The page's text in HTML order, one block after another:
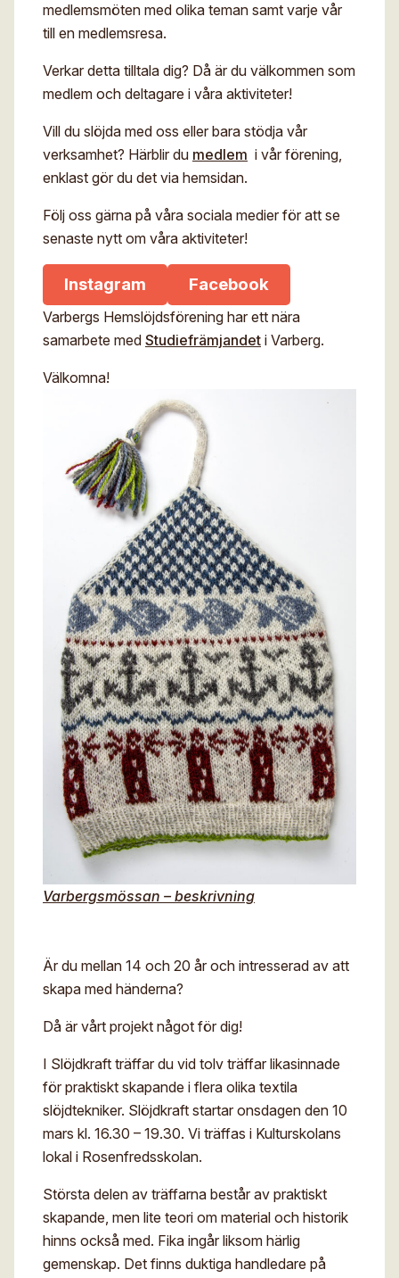
medlemsmöten med olika teman samt varje vår
till en medlemsresa.
Verkar detta tilltala dig? Då är du välkommen som
medlem och deltagare i våra aktiviteter!
Vill du slöjda med oss eller bara stödja vår
verksamhet? Härblir du medlem i vår förening,
enklast gör du det via hemsidan.
Följ oss gärna på våra sociala medier för att se
senaste nytt om våra aktiviteter!
Instagram Facebook
Varbergs Hemslöjdsförening har ett nära
samarbete med Studiefrämjandet i Varberg.
Välkomna!
Varbergsmössan – beskrivning
Är du mellan 14 och 20 år och intresserad av att
skapa med händerna?
Då är vårt projekt något för dig!
I Slöjdkraft träffar du vid tolv träffar likasinnade
för praktiskt skapande i flera olika textila
slöjdtekniker. Slöjdkraft startar onsdagen den 10
mars kl. 16.30 – 19.30. Vi träffas i Kulturskolans
lokal i Rosenfredsskolan.
Största delen av träffarna består av praktiskt
skapande, men lite teori om material och historik
hinns också med. Fika ingår liksom härlig
gemenskap. Det finns duktiga handledare på